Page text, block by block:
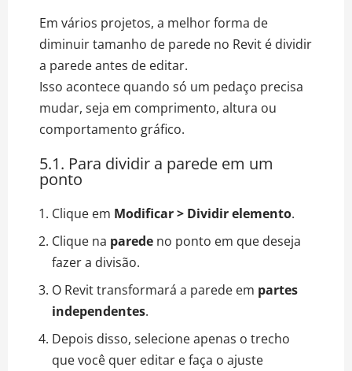
Em vários projetos, a melhor forma de
diminuir tamanho de parede no Revit é dividir
a parede antes de editar.
Isso acontece quando só um pedaço precisa
mudar, seja em comprimento, altura ou
comportamento gráfico.
5.1. Para dividir a parede em um
ponto
Clique em Modificar > Dividir elemento.
Clique na parede no ponto em que deseja
fazer a divisão.
O Revit transformará a parede em partes
independentes.
Depois disso, selecione apenas o trecho
que você quer editar e faça o ajuste